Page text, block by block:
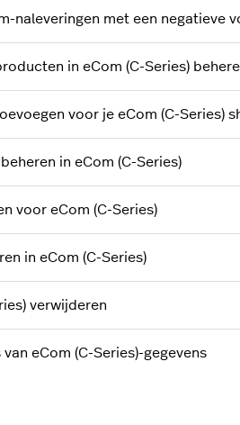
naleveringen met een negatieve
in eCom (C-Series)
voor je eCom (C-Series)
in eCom (C-Series)
voor eCom (C-Series)
in eCom (C-Series)
verwijderen
eCom (C-Series)-gegevens